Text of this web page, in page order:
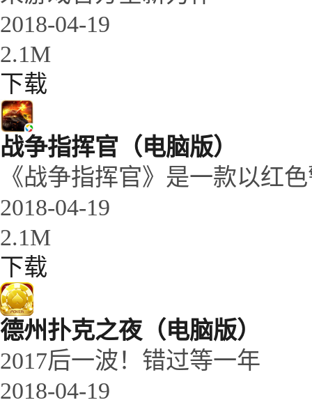
2018-04-19
2.1M
下载
战争指挥官（电脑版）
《战争指挥官》是一款以红
2018-04-19
2.1M
下载
德州扑克之夜（电脑版）
2017后一波！错过等一年
2018-04-19